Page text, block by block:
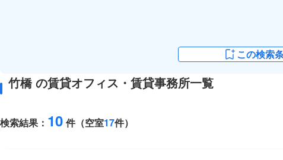
この検索
竹橋 の賃貸オフィス・賃貸事務所一覧
検索結果： 10 件（空室17件）